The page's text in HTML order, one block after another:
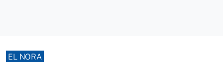
EL NORA